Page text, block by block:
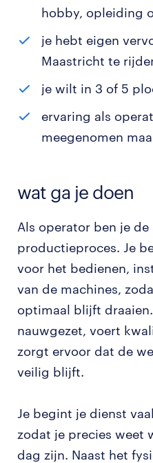
hobby, opleiding
je hebt eigen
Maastricht te
je wilt in 3 of 5
ervaring als
meegenomen
wat ga je doen
Als operator ben je
productieproces. Je
voor het bedienen,
van de machines,
optimaal blijft
nauwgezet, voert
zorgt ervoor dat de
veilig blijft.
Je begint je dienst
zodat je precies weet
dag zijn. Naast het